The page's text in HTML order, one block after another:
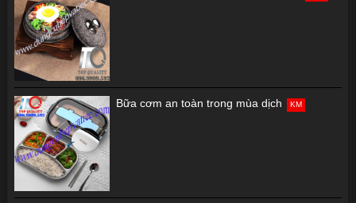
Bữa cơm an toàn trong mùa dịch KM